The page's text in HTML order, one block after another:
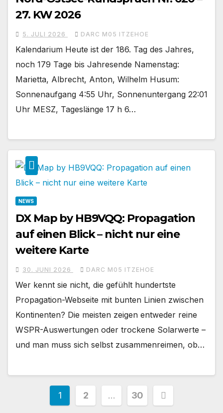
27. KW 2026
5. JULI 2026 DARC M05 ITZEHOE
Kalendarium Heute ist der 186. Tag des Jahres,
noch 179 Tage bis Jahresende Namenstag:
Marietta, Albrecht, Anton, Wilhelm Husum:
Sonnenaufgang 4:55 Uhr, Sonnenuntergang 22:01
Uhr MESZ, Tageslänge 17 h 6…
NEWS
DX Map by HB9VQQ: Propagation
auf einen Blick – nicht nur eine
weitere Karte
30. JUNI 2026 DARC M05 ITZEHOE
Wer kennt sie nicht, die gefühlt hundertste
Propagation-Webseite mit bunten Linien zwischen
Kontinenten? Die meisten zeigen entweder reine
WSPR-Auswertungen oder trockene Solarwerte –
und man muss sich selbst zusammenreimen, ob…
Seitennummerierung
1 2 … 30